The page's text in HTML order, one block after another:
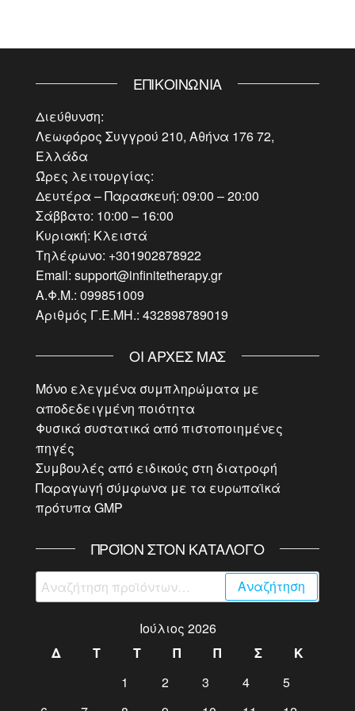
ΕΠΙΚΟΙΝΩΝΊΑ
Διεύθυνση:
Λεωφόρος Συγγρού 210, Αθήνα 176 72,
Ελλάδα
Ώρες λειτουργίας:
Δευτέρα – Παρασκευή: 09:00 – 20:00
Σάββατο: 10:00 – 16:00
Κυριακή: Κλειστά
Τηλέφωνο: +301902878922
Email: support@infinitetherapy.gr
Α.Φ.Μ.: 099851009
Αριθμός Γ.Ε.ΜΗ.: 432898789019
ΟΙ ΑΡΧΈΣ ΜΑΣ
Μόνο ελεγμένα συμπληρώματα με
αποδεδειγμένη ποιότητα
Φυσικά συστατικά από πιστοποιημένες
πηγές
Συμβουλές από ειδικούς στη διατροφή
Παραγωγή σύμφωνα με τα ευρωπαϊκά
πρότυπα GMP
ΠΡΟΪΌΝ ΣΤΟΝ ΚΑΤΆΛΟΓΟ
Αναζήτηση
για:
Αναζήτηση
Ιούλιος 2026
Δ
Τ Τ Π Π Σ
Κ
1
2 3 4
5